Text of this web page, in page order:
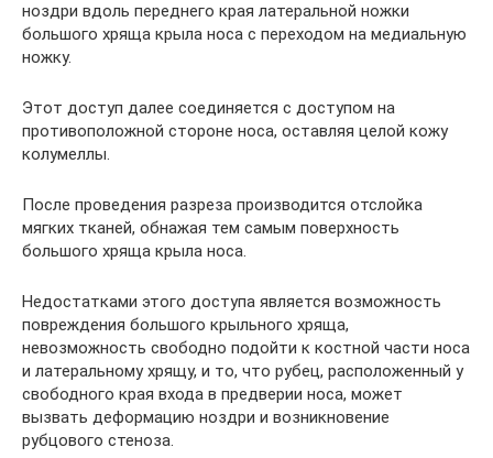
ноздри вдоль переднего края латеральной ножки
большого хряща крыла носа с переходом на медиальную
ножку.
Этот доступ далее соединяется с доступом на
противоположной стороне носа, оставляя целой кожу
колумеллы.
После проведения разреза производится отслойка
мягких тканей, обнажая тем самым поверхность
большого хряща крыла носа.
Недостатками этого доступа является возможность
повреждения большого крыльного хряща,
невозможность свободно подойти к костной части носа
и латеральному хрящу, и то, что рубец, расположенный у
свободного края входа в предверии носа, может
вызвать деформацию ноздри и возникновение
рубцового стеноза.